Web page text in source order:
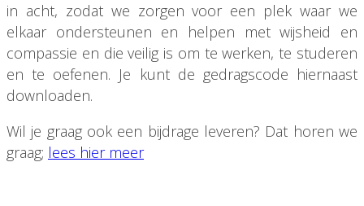
in acht, zodat we zorgen voor een plek waar we
elkaar ondersteunen en helpen met wijsheid en
compassie en die veilig is om te werken, te studeren
en te oefenen. Je kunt de gedragscode hiernaast
downloaden.
Wil je graag ook een bijdrage leveren? Dat horen we
graag; lees hier meer